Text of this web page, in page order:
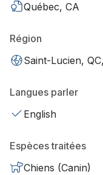
Québec, CA
Région
Saint-Lucien,
Langues parler
English
Espèces traitées
Chiens (Canin)